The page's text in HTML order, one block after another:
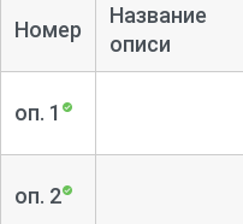
Номер
Название
описи
оп. 1
оп. 2